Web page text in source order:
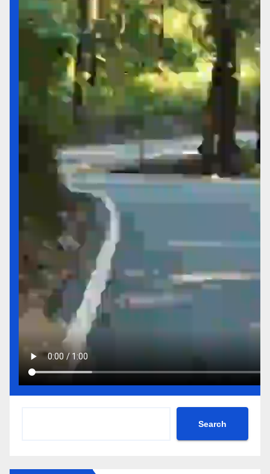
Search